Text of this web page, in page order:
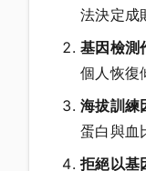
法決定成
基因檢測
個人恢復
海拔訓練
蛋白與血
拒絕以基